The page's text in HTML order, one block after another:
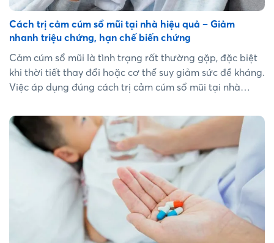
Cách trị cảm cúm sổ mũi tại nhà hiệu quả – Giảm
nhanh triệu chứng, hạn chế biến chứng
Cảm cúm sổ mũi là tình trạng rất thường gặp, đặc biệt
khi thời tiết thay đổi hoặc cơ thể suy giảm sức đề kháng.
Việc áp dụng đúng cách trị cảm cúm sổ mũi tại nhà
nguy cơ biến chứng như viêm xoang […]...